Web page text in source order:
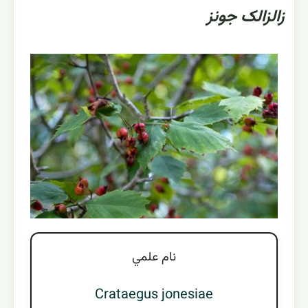
زالزالک جونز
نام علمي
Crataegus jonesiae